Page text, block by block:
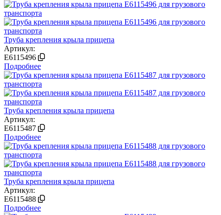
Труба крепления крыла прицепа
Артикул:
E6115496
Подробнее
Труба крепления крыла прицепа
Артикул:
E6115487
Подробнее
Труба крепления крыла прицепа
Артикул:
E6115488
Подробнее